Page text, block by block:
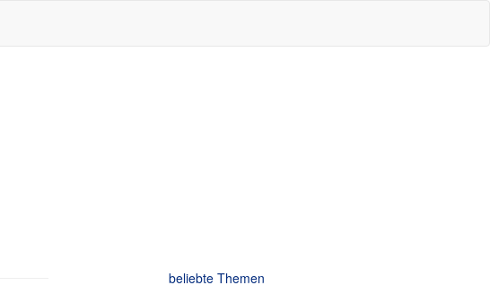
beliebte Themen